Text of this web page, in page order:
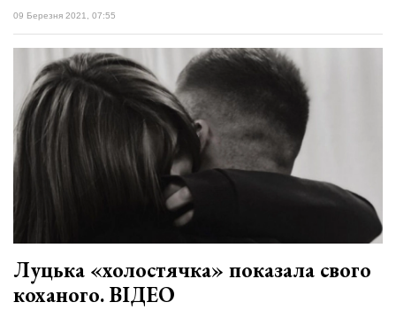
09 Березня 2021, 07:55
Луцька «холостячка» показала свого
коханого. ВІДЕО